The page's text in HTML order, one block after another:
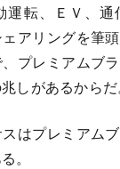
転、ＥＶ、通
アリングを筆
プレミアムブ
しがあるからだ
はプレミアム
。